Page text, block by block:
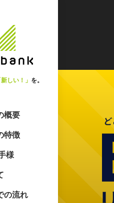
新しい！」 を。
概要
特徴
様
の流れ